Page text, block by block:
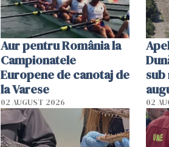
Aur pentru România la
Campionatele
Europene de canotaj de
la Varese
02 AUGUST 2026 02